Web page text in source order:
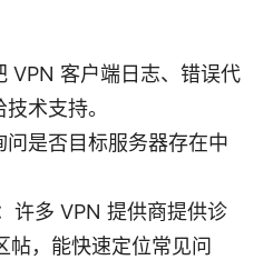
VPN 客户端日志、错误代
术支持。
是否目标服务器存在中
许多 VPN 提供商提供诊
帖，能快速定位常见问